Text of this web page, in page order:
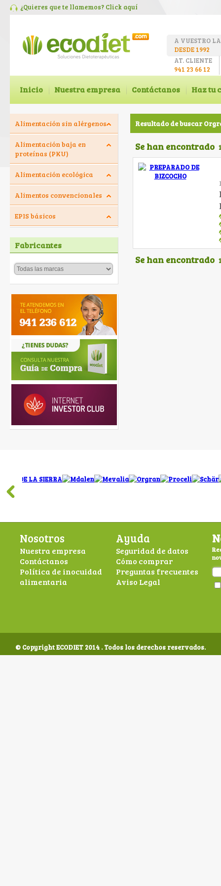
¿Quieres que te llamemos? Click aquí
A VUESTRO
DESDE 1992
AT. CLIENTE
941 23 66 12
Inicio Nuestra empresa Contáctanos Haz tu
Alimentación sin alérgenos
Alimentación baja en
proteínas (PKU)
Alimentación ecológica
Alimentos convencionales
EPIS básicos
Fabricantes
Resultado de buscar
Se han encontrado
Se han encontrado
Nosotros
Nuestra empresa
Contáctanos
Política de inocuidad
alimentaria
Ayuda
Seguridad de datos
Cómo comprar
Preguntas frecuentes
Aviso Legal
© Copyright ECODIET 2014 . Todos los derechos reservados.